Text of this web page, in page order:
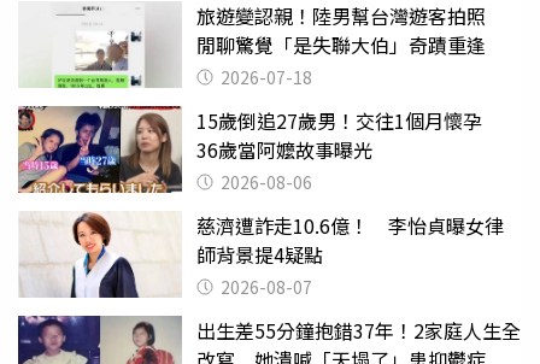
旅遊變認親！陸男幫台灣遊客拍照
閒聊驚覺「是失聯大伯」奇蹟重逢
2026-07-18
15歲倒追27歲男！交往1個月懷孕
36歲當阿嬤故事曝光
2026-08-06
慈濟遭詐走10.6億！ 李怡貞曝女律
師背景提4疑點
2026-08-07
出生差55分鐘抱錯37年！2家庭人生全